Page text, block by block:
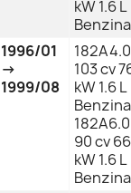
kW 1.6 L
Benzina
1996/01
→
1999/08
103 cv
kW 1.6 L
Benzina
90 cv 66
kW 1.6 L
Benzina